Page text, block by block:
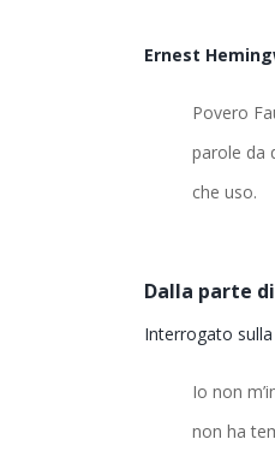
Ernest
Povero
parole da
che uso.
Dalla parte
Interrogato
Io non
non ha